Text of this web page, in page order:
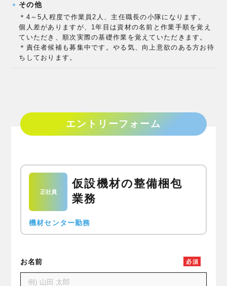
その他
＊4～5人程度で作業員2人、主任職長の小隊になります。
個人差がありますが、1年目は資材の名前と作業手順を覚え
ていただき、順次実際の基礎作業を覚えていただきます。
＊責任者候補も募集中です。やる気、向上意欲のある方お待
ちしております。
エントリーフォーム
仮設機材の整備梱包
業務
機材センター勤務
正社員
お名前 必須